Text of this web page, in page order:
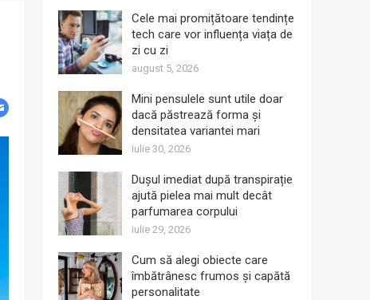
Cele mai promițătoare tendințe
tech care vor influența viața de
zi cu zi
august 5, 2026
Mini pensulele sunt utile doar
dacă păstrează forma și
densitatea variantei mari
iulie 30, 2026
Dușul imediat după transpirație
ajută pielea mai mult decât
parfumarea corpului
iulie 29, 2026
Cum să alegi obiecte care
îmbătrânesc frumos și capătă
personalitate